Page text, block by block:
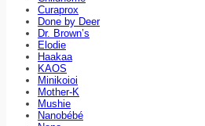
Curaprox
Done by Deer
Dr. Brown’s
Elodie
Haakaa
KAOS
Minikoioi
Mother-K
Mushie
Nanobébé